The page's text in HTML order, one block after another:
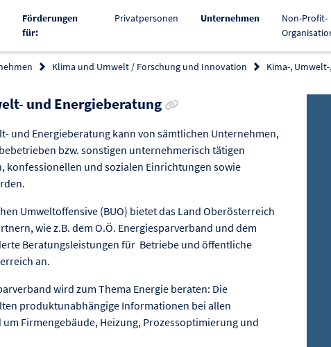
Förderungen
für:
Privatpersonen UnternehmenAktiv Non-Profit-
Klima und Umwelt / Forschung und Innovation Kima-,
und Energieberatung Link zur Förderung kopieren
und Energieberatung kann von sämtlichen Unternehmen,
bzw. sonstigen unternehmerisch tätigen
konfessionellen und sozialen Einrichtungen sowie
Umweltoffensive (BUO) bietet das Land Oberösterreich
wie z.B. dem O.Ö. Energiesparverband und dem
Beratungsleistungen für Betriebe und öffentliche
an.
wird zum Thema Energie beraten: Die
produktunabhängige Informationen bei allen
Firmengebäude, Heizung, Prozessoptimierung und